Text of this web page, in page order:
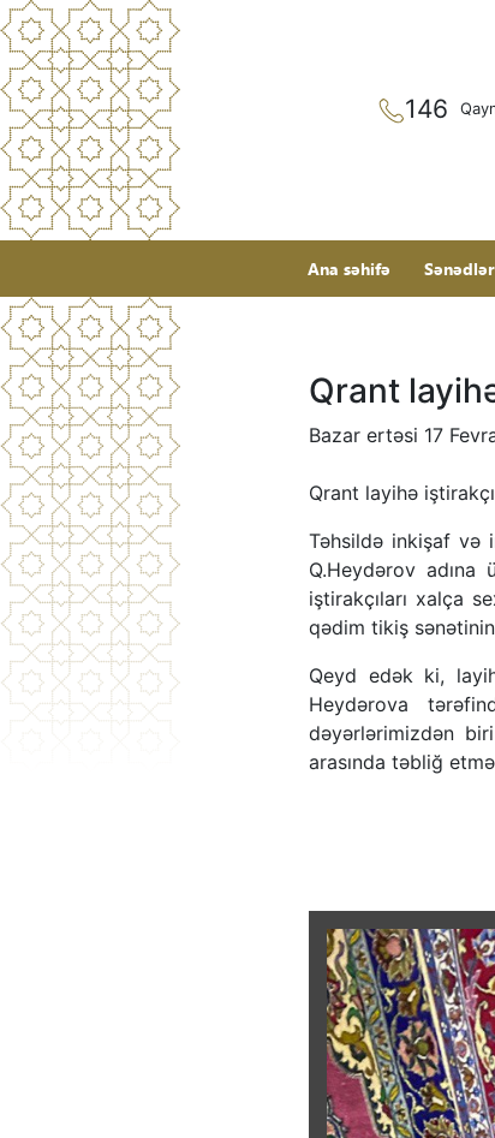
146
Ana səhifə Sənədlər
Qrant
Bazar ertəsi 17
Qrant layihə
Təhsildə inkişaf və
Q.Heydərov
iştirakçıları xalça
qədim tikiş
Qeyd edək ki,
Heydərova
dəyərlərimizdən
arasında təbliğ